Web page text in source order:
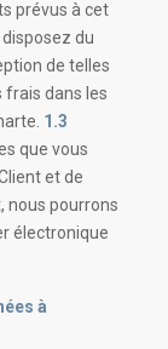
prévus à cet
du
de telles
frais dans les
1.3
que vous
et de
nous pourrons
électronique
à